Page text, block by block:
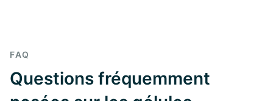
FAQ
Questions fréquemment